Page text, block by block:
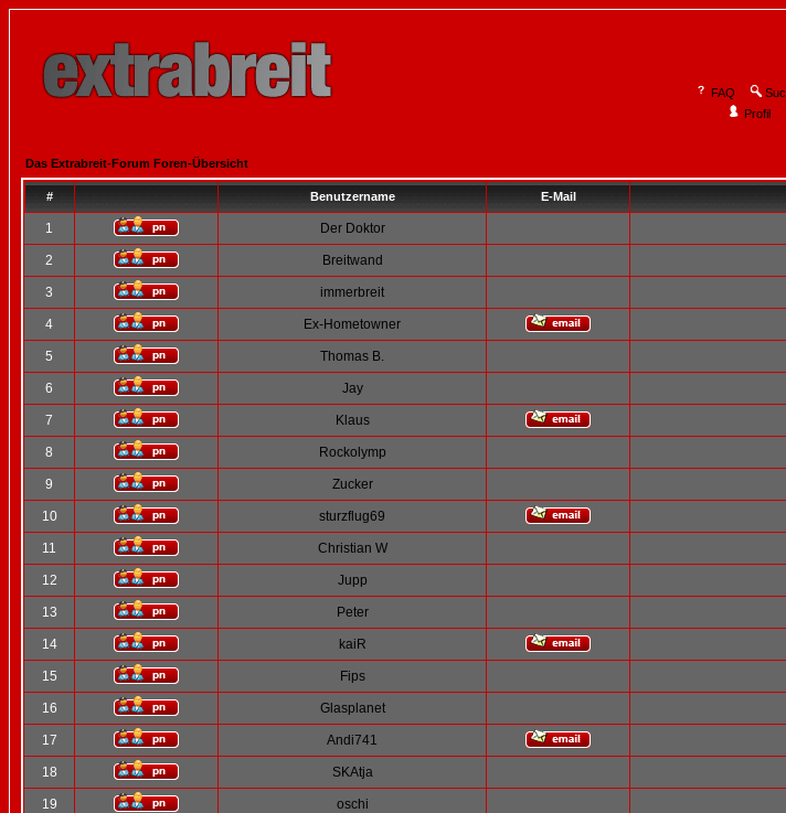
FAQ
Profil
Das Extrabreit-Forum Foren-Übersicht
# Benutzername E-Mail
1 Der Doktor
2 Breitwand
3 immerbreit
4 Ex-Hometowner
5 Thomas B.
6 Jay
7 Klaus
8 Rockolymp
9 Zucker
10 sturzflug69
11 Christian W
12 Jupp
13 Peter
14 kaiR
15 Fips
16 Glasplanet
17 Andi741
18 SKAtja
19 oschi